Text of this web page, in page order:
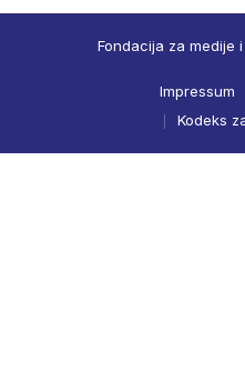
Fondacija za medije
Impressum
Kodeks